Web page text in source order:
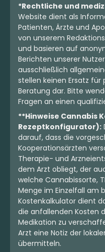
*Rechtliche und
Website dient als
Patienten, Ärzte und
von unserem
und basieren auf
Berichten unserer
ausschließlich
stellen keinen Ersatz
Beratung dar. Bitte
Fragen an einen
**Hinweise Cannabis
Rezeptkonfigurator):
darauf, dass die
Kooperationsärzten
Therapie- und
dem Arzt obliegt, der
welche Cannabissorte,
Menge im Einzelfall am
Kostenkalkulator dient
die anfallenden Kosten
Medikation zu
Arzt eine Notiz der
übermitteln.